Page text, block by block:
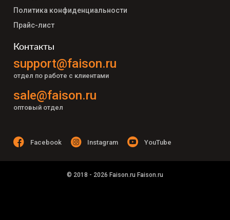
Политика конфиденциальности
Прайс-лист
Контакты
support@faison.ru
отдел по работе с клиентами
sale@faison.ru
оптовый отдел
Facebook Instagram YouTube
© 2018 - 2026 Faison.ru Faison.ru